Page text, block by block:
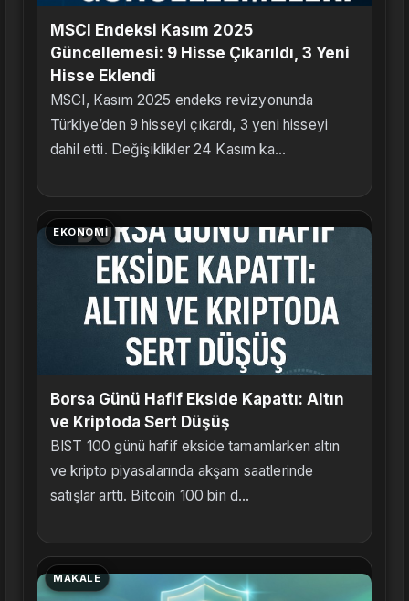
MSCI Endeksi Kasım 2025
Güncellemesi: 9 Hisse Çıkarıldı, 3 Yeni
Hisse Eklendi
MSCI, Kasım 2025 endeks revizyonunda
Türkiye’den 9 hisseyi çıkardı, 3 yeni hisseyi
dahil etti. Değişiklikler 24 Kasım ka...
EKONOMI
Borsa Günü Hafif Ekside Kapattı: Altın
ve Kriptoda Sert Düşüş
BIST 100 günü hafif ekside tamamlarken altın
ve kripto piyasalarında akşam saatlerinde
satışlar arttı. Bitcoin 100 bin d...
MAKALE